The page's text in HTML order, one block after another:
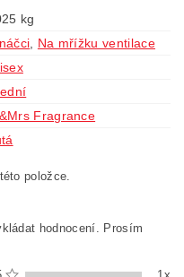
kg
Na mřížku ventilace
Fragrance
položce.
hodnocení. Prosím